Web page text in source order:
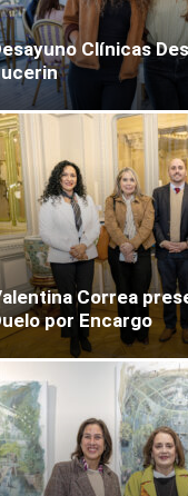
Clínicas
Correa
por Encargo